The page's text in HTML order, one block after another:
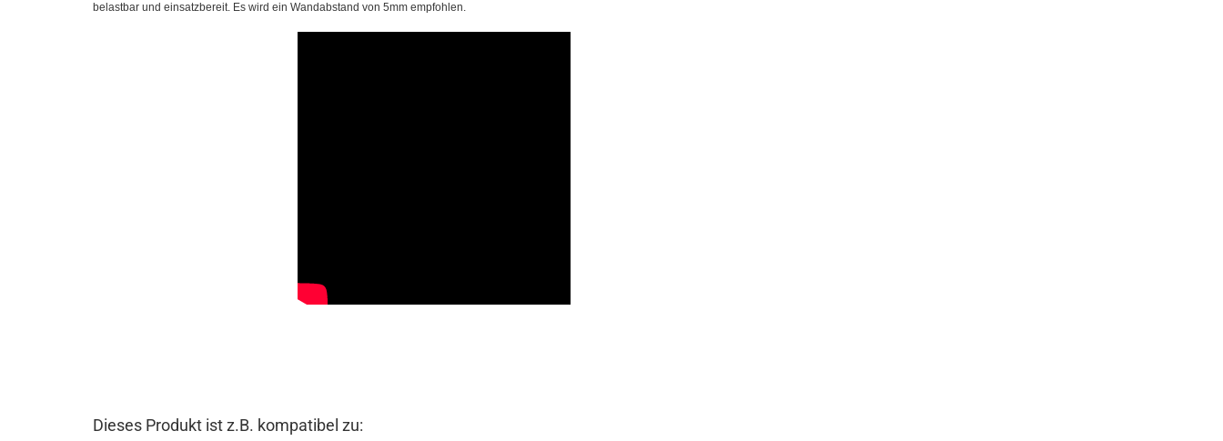
belastbar und einsatzbereit. Es wird ein Wandabstand von 5mm empfohlen.
Dieses Produkt ist z.B. kompatibel zu: